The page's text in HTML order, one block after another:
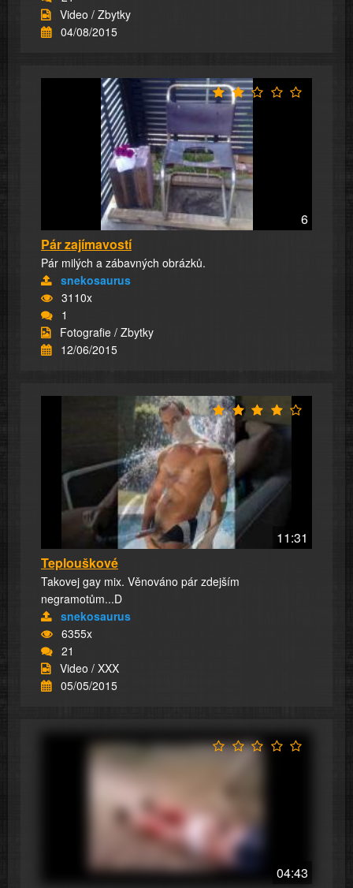
Video / Zbytky
04/08/2015
6
Pár zajímavostí
Pár milých a zábavných obrázků.
snekosaurus
3110x
1
Fotografie / Zbytky
12/06/2015
11:31
Teplouškové
Takovej gay mix. Věnováno pár zdejším
negramotům...D
snekosaurus
6355x
21
Video / XXX
05/05/2015
04:43